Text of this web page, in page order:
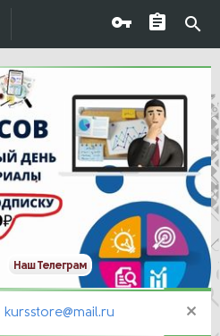
Наш Телеграм
kursstore@mail.ru